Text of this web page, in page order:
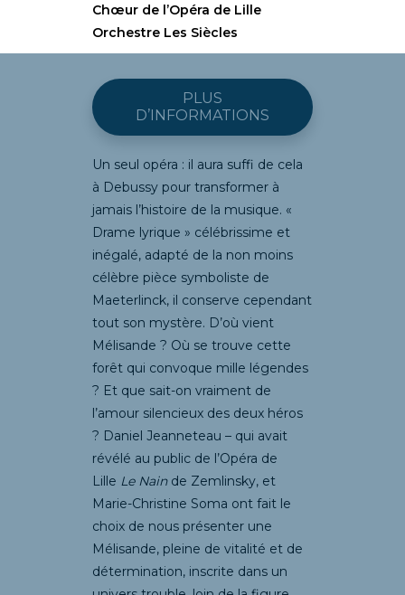
Chœur de l’Opéra de Lille
Orchestre Les Siècles
PLUS
D’INFORMATIONS
Un seul opéra : il aura suffi de cela
à Debussy pour transformer à
jamais l’histoire de la musique. «
Drame lyrique » célébrissime et
inégalé, adapté de la non moins
célèbre pièce symboliste de
Maeterlinck, il conserve cependant
tout son mystère. D’où vient
Mélisande ? Où se trouve cette
forêt qui convoque mille légendes
? Et que sait-on vraiment de
l’amour silencieux des deux héros
? Daniel Jeanneteau – qui avait
révélé au public de l’Opéra de
Lille Le Nain de Zemlinsky, et
Marie-Christine Soma ont fait le
choix de nous présenter une
Mélisande, pleine de vitalité et de
détermination, inscrite dans un